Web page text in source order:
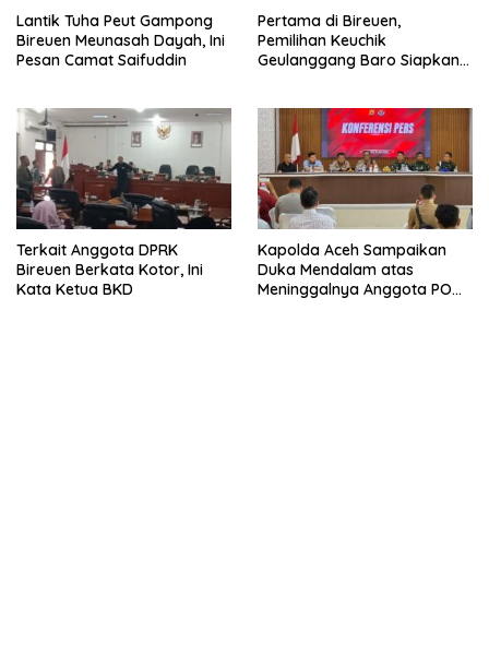
Lantik Tuha Peut Gampong
Bireuen Meunasah Dayah, Ini
Pertama di Bireuen,
Pemilihan Keuchik
Geulanggang Baro Siapkan
Terkait Anggota DPRK
Bireuen Berkata Kotor, Ini
Kata Ketua BKD
Kapolda Aceh Sampaikan
Duka Mendalam atas
Meninggalnya Anggota POM